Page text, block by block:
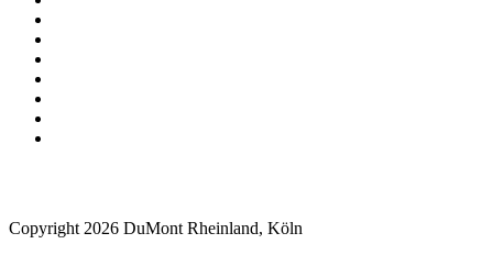
Copyright 2026 DuMont Rheinland, Köln